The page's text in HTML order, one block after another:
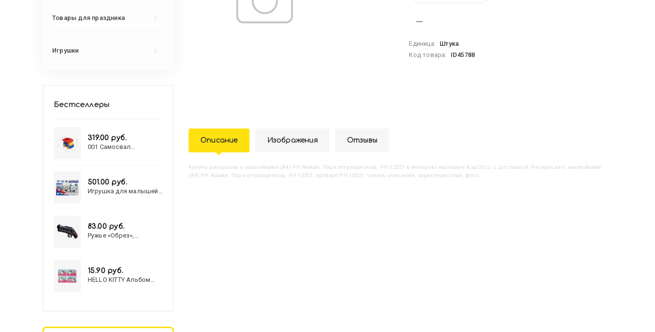
Единица:
Штука
Код товара:
ID45788
Описание Изображения Отзывы
Купить Раскраска с наклейками (А4) РН Аниме. Парк аттракционов, РН-12321 в интернет-магазине kupi35.ru с доставкой. Раскраска с наклейками
(А4) РН Аниме. Парк аттракционов, РН-12321, артикул РН-12321: читать описание, характеристики, фото
Товары для праздника
Игрушки
Бестселлеры
319.00 руб.
001 Самосвал
501.00 руб.
Игрушка для малышей
83.00 руб.
Ружье «Обрез»,
15.90 руб.
HELLO KITTY Альбом